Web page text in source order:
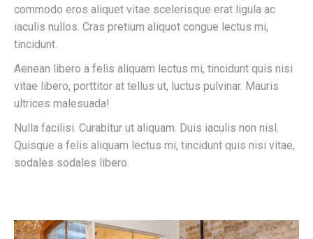
commodo eros aliquet vitae scelerisque erat ligula ac
iaculis nullos. Cras pretium aliquot congue lectus mi,
tincidunt.
Aenean libero a felis aliquam lectus mi, tincidunt quis nisi
vitae libero, porttitor at tellus ut, luctus pulvinar. Mauris
ultrices malesuada!
Nulla facilisi. Curabitur ut aliquam. Duis iaculis non nisl.
Quisque a felis aliquam lectus mi, tincidunt quis nisi vitae,
sodales sodales libero.